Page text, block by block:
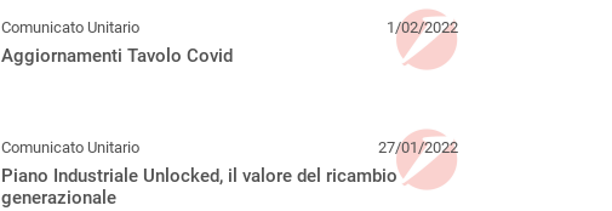
Comunicato Unitario 1/02/2022
Aggiornamenti Tavolo Covid
Comunicato Unitario 27/01/2022
Piano Industriale Unlocked, il valore del ricambio
generazionale